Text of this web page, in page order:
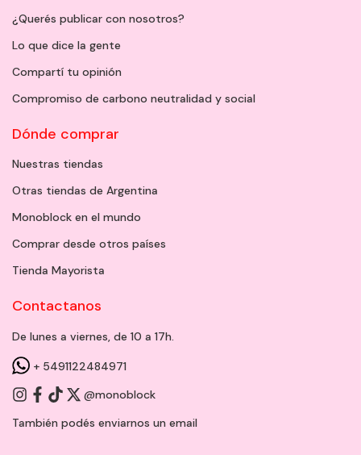
¿Querés publicar con nosotros?
Lo que dice la gente
Compartí tu opinión
Compromiso de carbono neutralidad y social
Dónde comprar
Nuestras tiendas
Otras tiendas de Argentina
Monoblock en el mundo
Comprar desde otros países
Tienda Mayorista
Contactanos
De lunes a viernes, de 10 a 17h.
+ 5491122484971
@monoblock
También podés enviarnos un email